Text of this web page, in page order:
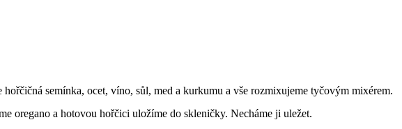
hořčičná semínka, ocet, víno, sůl, med a kurkumu a vše rozmixujeme tyčovým mixérem.
oregano a hotovou hořčici uložíme do skleničky. Necháme ji uležet.